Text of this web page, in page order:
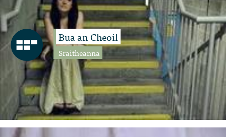
Bua an Cheoil
Sraitheanna